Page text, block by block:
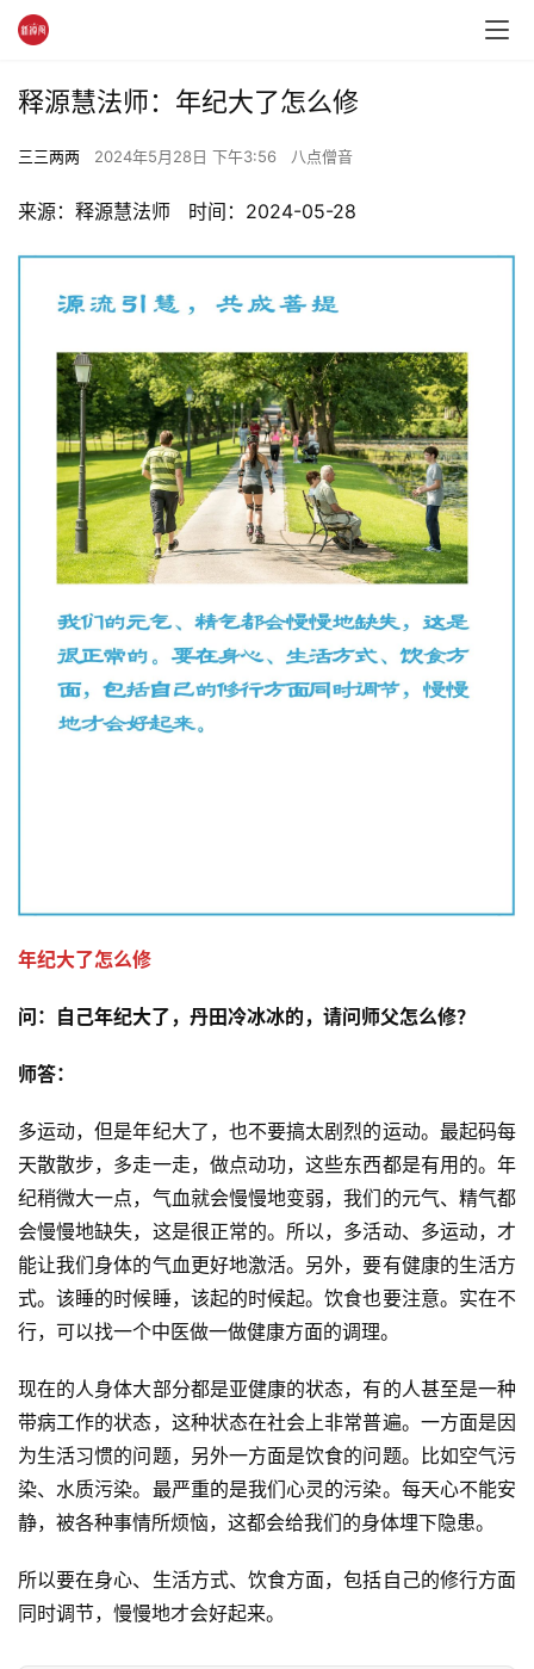
资
讯
八
点
音
释源慧法师：年纪大了怎么修
三三两两 2024年5月28日 下午3:56 八点僧音
来源：释源慧法师   时间：2024-05-28
年纪大了怎么修
问： 自己年纪大了，丹田冷冰冰的，请问师父怎么修？
师答：
多运动，但是年纪大了，也不要搞太剧烈的运动。最起码每
天散散步，多走一走，做点动功，这些东西都是有用的。年
纪稍微大一点，气血就会慢慢地变弱，我们的元气、精气都
会慢慢地缺失，这是很正常的。所以，多活动、多运动，才
能让我们身体的气血更好地激活。另外，要有健康的生活方
式。该睡的时候睡，该起的时候起。饮食也要注意。实在不
行，可以找一个中医做一做健康方面的调理。
现在的人身体大部分都是亚健康的状态，有的人甚至是一种
带病工作的状态，这种状态在社会上非常普遍。一方面是因
为生活习惯的问题，另外一方面是饮食的问题。比如空气污
染、水质污染。最严重的是我们心灵的污染。每天心不能安
静，被各种事情所烦恼，这都会给我们的身体埋下隐患。
所以要在身心、生活方式、饮食方面，包括自己的修行方面
同时调节，慢慢地才会好起来。